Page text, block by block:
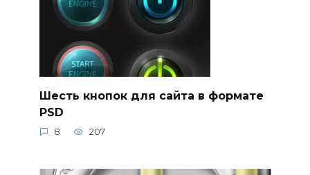
Шесть кнопок для сайта в формате
PSD
8 207